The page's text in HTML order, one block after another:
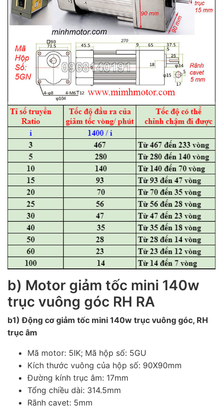
b) Motor giảm tốc mini 140w
trục vuông góc RH RA
b1) Động cơ giảm tốc mini 140w trục vuông góc, RH
trục âm
Mã motor: 5IK; Mã hộp số: 5GU
Kích thước vuông của hộp số: 90X90mm
Đường kính trục âm: 17mm
Tổng chiều dài: 314.5mm
Rãnh cavet: 5mm